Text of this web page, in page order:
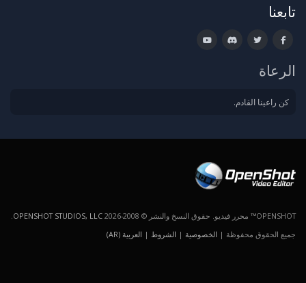
تابعنا
الرعاة
كن راعينا القادم.
OPENSHOT™ محرر فيديو. حقوق النسخ والنشر © 2008-2026 OPENSHOT STUDIOS, LLC
جميع الحقوق محفوظة | الخصوصية | الشروط | العربية (AR)